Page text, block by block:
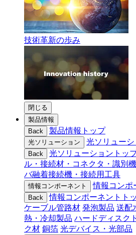
技術革新の歩み
閉じる
製品情報
Back
製品情報トップ
光ソリューション 光ソリューシ
Back 光ソリューショントッ
ル・接続材・コネクタ・識別機
バ融着接続機・接続用工具
情報コンポーネント 情報コンポ
Back 情報コンポーネントト
ケーブル管路材 発泡製品 送配
熱・冷却製品 ハードディスク
ク材 銅箔 光デバイス・光部品